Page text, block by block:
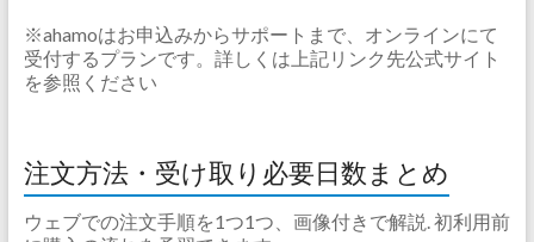
※ahamoはお申込みからサポートまで、オンラインにて
受付するプランです。詳しくは上記リンク先公式サイト
を参照ください
注文方法・受け取り必要日数まとめ
ウェブでの注文手順を1つ1つ、画像付きで解説. 初利用前